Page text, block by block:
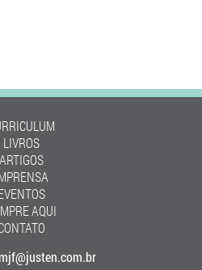
LIVROS
ARTIGOS
AQUI